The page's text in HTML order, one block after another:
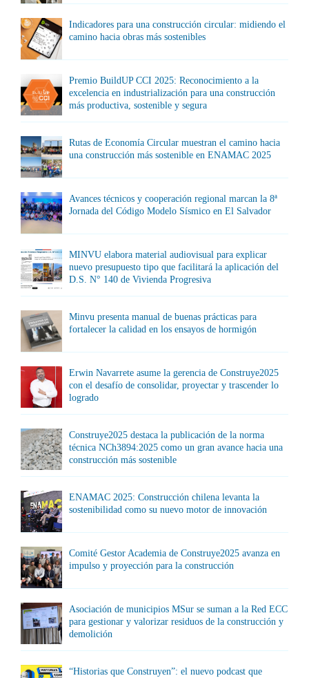
Indicadores para una construcción circular: midiendo el
camino hacia obras más sostenibles
Premio BuildUP CCI 2025: Reconocimiento a la
excelencia en industrialización para una construcción
más productiva, sostenible y segura
Rutas de Economía Circular muestran el camino hacia
una construcción más sostenible en ENAMAC 2025
Avances técnicos y cooperación regional marcan la 8ª
Jornada del Código Modelo Sísmico en El Salvador
MINVU elabora material audiovisual para explicar
nuevo presupuesto tipo que facilitará la aplicación del
D.S. N° 140 de Vivienda Progresiva
Minvu presenta manual de buenas prácticas para
fortalecer la calidad en los ensayos de hormigón
Erwin Navarrete asume la gerencia de Construye2025
con el desafío de consolidar, proyectar y trascender lo
logrado
Construye2025 destaca la publicación de la norma
técnica NCh3894:2025 como un gran avance hacia una
construcción más sostenible
ENAMAC 2025: Construcción chilena levanta la
sostenibilidad como su nuevo motor de innovación
Comité Gestor Academia de Construye2025 avanza en
impulso y proyección para la construcción
Asociación de municipios MSur se suman a la Red ECC
para gestionar y valorizar residuos de la construcción y
demolición
“Historias que Construyen”: el nuevo podcast que